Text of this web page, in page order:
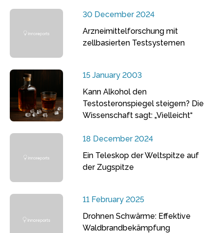
30 December 2024
Arzneimittelforschung mit
zellbasierten Testsystemen
15 January 2003
Kann Alkohol den
Testosteronspiegel steigern? Die
Wissenschaft sagt: „Vielleicht“
18 December 2024
Ein Teleskop der Weltspitze auf
der Zugspitze
11 February 2025
Drohnen Schwärme: Effektive
Waldbrandbekämpfung